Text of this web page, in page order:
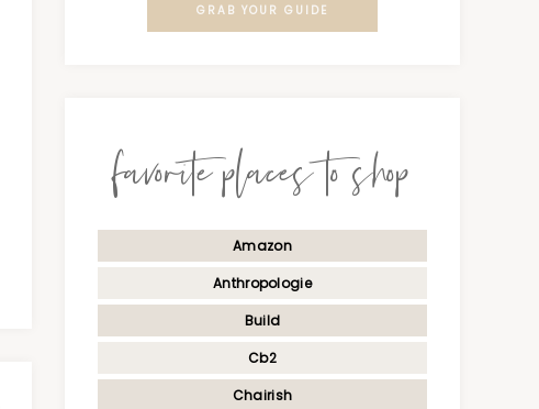
GRAB YOUR GUIDE
favorite places to shop
Amazon
Anthropologie
Build
Cb2
Chairish